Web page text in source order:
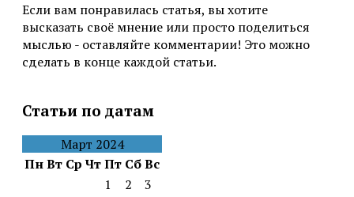
Если вам понравилась статья, вы хотите
высказать своё мнение или просто поделиться
мыслью - оставляйте комментарии! Это можно
сделать в конце каждой статьи.
Статьи по датам
Март 2024
ПнВт Ср ЧтПт СбВс
1
2
3